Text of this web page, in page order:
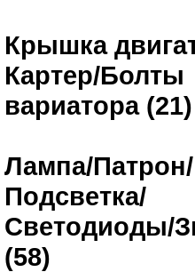
Крышка
Картер/Болты
вариатора (21)
Лампа/Патрон/
Подсветка/
Светодиоды/
(58)